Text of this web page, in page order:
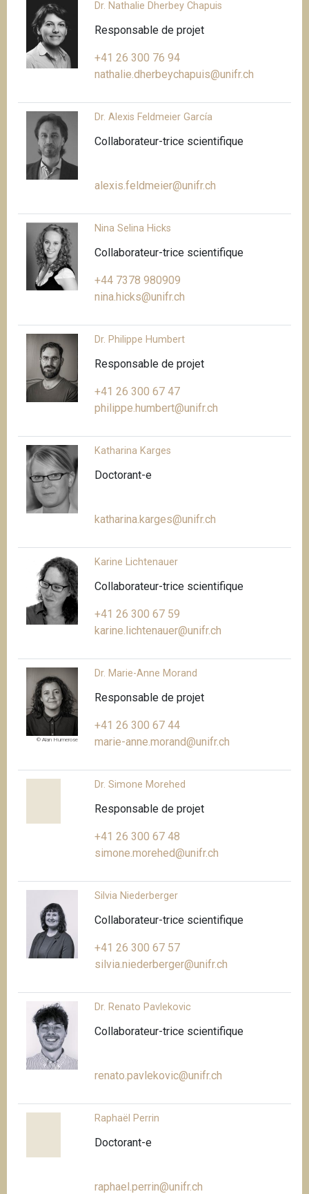
Dr. Nathalie Dherbey Chapuis
Responsable de projet
+41 26 300 76 94
nathalie.dherbeychapuis@unifr.ch
Dr. Alexis Feldmeier García
Collaborateur-trice scientifique
alexis.feldmeier@unifr.ch
Nina Selina Hicks
Collaborateur-trice scientifique
+44 7378 980909
nina.hicks@unifr.ch
Dr. Philippe Humbert
Responsable de projet
+41 26 300 67 47
philippe.humbert@unifr.ch
Katharina Karges
Doctorant-e
katharina.karges@unifr.ch
Karine Lichtenauer
Collaborateur-trice scientifique
+41 26 300 67 59
karine.lichtenauer@unifr.ch
© Alan Humerose
Dr. Marie-Anne Morand
Responsable de projet
+41 26 300 67 44
marie-anne.morand@unifr.ch
Dr. Simone Morehed
Responsable de projet
+41 26 300 67 48
simone.morehed@unifr.ch
Silvia Niederberger
Collaborateur-trice scientifique
+41 26 300 67 57
silvia.niederberger@unifr.ch
Dr. Renato Pavlekovic
Collaborateur-trice scientifique
renato.pavlekovic@unifr.ch
Raphaël Perrin
Doctorant-e
raphael.perrin@unifr.ch